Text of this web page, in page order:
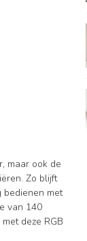
maar ook de
Zo blijft
bedienen met
van 140
deze RGB